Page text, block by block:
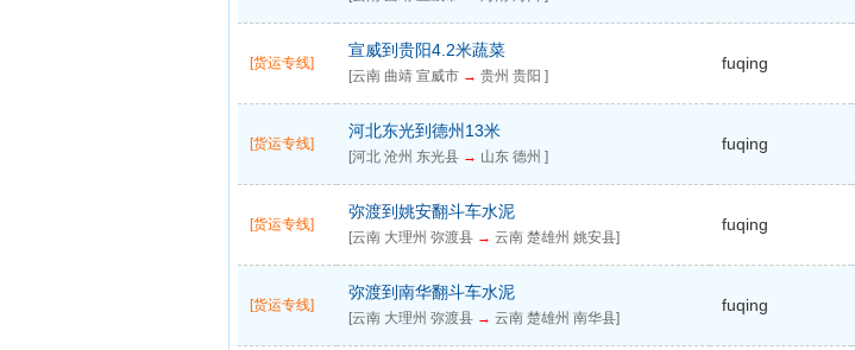
[货运专线]
宣威到贵阳4.2米蔬菜
[云南 曲靖 宣威市 → 贵州 贵阳 ]
fuqing
[货运专线]
河北东光到德州13米
[河北 沧州 东光县 → 山东 德州 ]
fuqing
[货运专线]
弥渡到姚安翻斗车水泥
[云南 大理州 弥渡县 → 云南 楚雄州 姚安县]
fuqing
[货运专线]
弥渡到南华翻斗车水泥
[云南 大理州 弥渡县 → 云南 楚雄州 南华县]
fuqing